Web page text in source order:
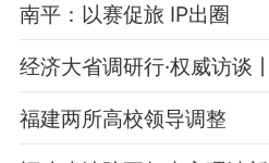
南平：以赛促旅 IP出圈
福建两所高校领导调整